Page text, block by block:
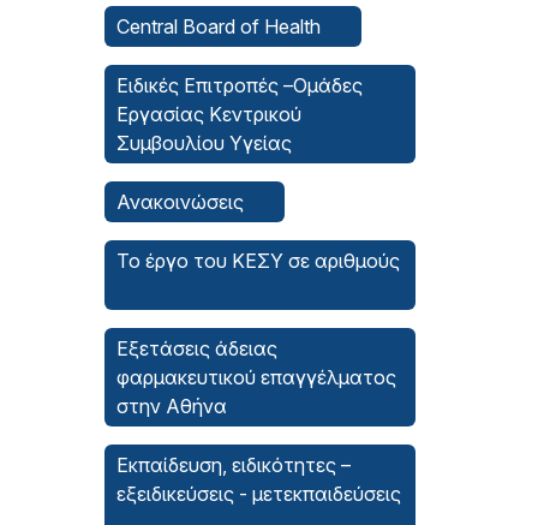
Central Board of Health
Ειδικές Επιτροπές –Ομάδες
Εργασίας Κεντρικού
Συμβουλίου Υγείας
Ανακοινώσεις
Το έργο του ΚΕΣΥ σε αριθμούς
Εξετάσεις άδειας
φαρμακευτικού επαγγέλματος
στην Αθήνα
Εκπαίδευση, ειδικότητες –
εξειδικεύσεις - μετεκπαιδεύσεις